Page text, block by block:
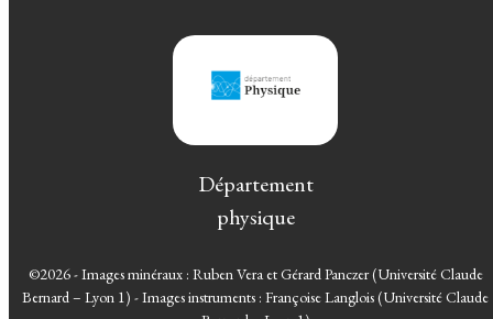
Département
physique
©2026 - Images minéraux : Ruben Vera et Gérard Panczer (Université Claude
Bernard – Lyon 1) - Images instruments : Françoise Langlois (Université Claude